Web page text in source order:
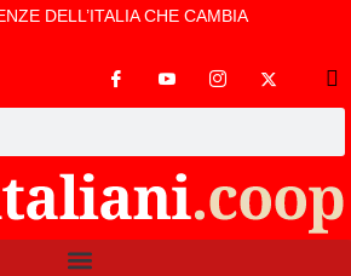
DELL’ITALIA CHE CAMBIA